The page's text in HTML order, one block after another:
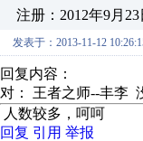
注册：2012年9月23
发表于：2013-11-12
回复内容：
对： 王者之师--丰李
人数较多，呵呵
回复 引用 举报